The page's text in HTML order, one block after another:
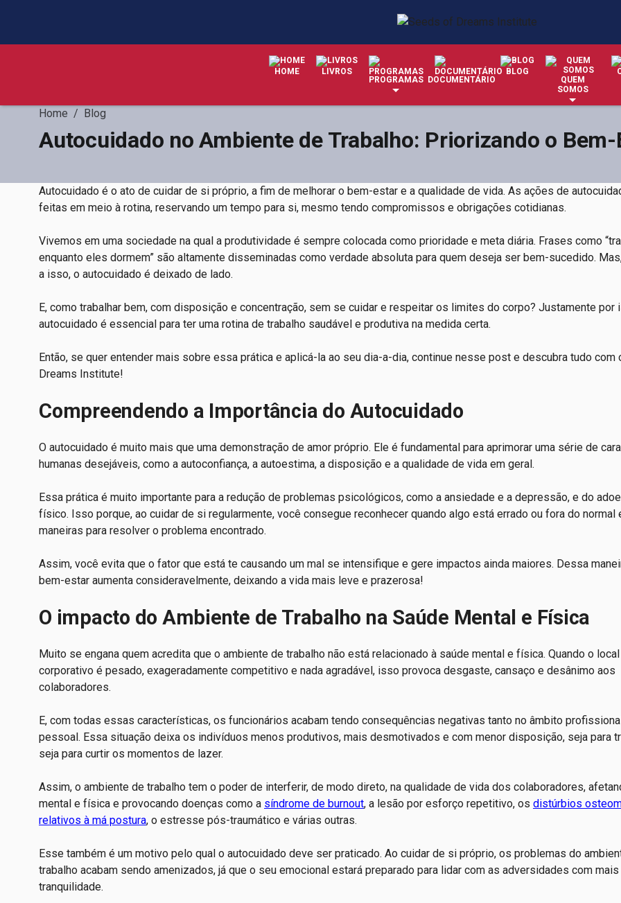
HOME
LIVROS
PROGRAMAS
DOCUMENTÁRIO
BLOG
QUEM
SOMOS
Home / Blog
Autocuidado no Ambiente de Trabalho: Priorizando o
Autocuidado é o ato de cuidar de si próprio, a fim de melhorar o bem-estar e a qualidade de vida. As ações de
feitas em meio à rotina, reservando um tempo para si, mesmo tendo compromissos e obrigações cotidianas.
Vivemos em uma sociedade na qual a produtividade é sempre colocada como prioridade e meta diária. Frases como
enquanto eles dormem” são altamente disseminadas como verdade absoluta para quem deseja ser bem-sucedido.
a isso, o autocuidado é deixado de lado.
E, como trabalhar bem, com disposição e concentração, sem se cuidar e respeitar os limites do corpo? Justamente por
autocuidado é essencial para ter uma rotina de trabalho saudável e produtiva na medida certa.
Então, se quer entender mais sobre essa prática e aplicá-la ao seu dia-a-dia, continue nesse post e descubra tudo com
Dreams Institute!
Compreendendo a Importância do Autocuidado
O autocuidado é muito mais que uma demonstração de amor próprio. Ele é fundamental para aprimorar uma série de
humanas desejáveis, como a autoconfiança, a autoestima, a disposição e a qualidade de vida em geral.
Essa prática é muito importante para a redução de problemas psicológicos, como a ansiedade e a depressão, e do
físico. Isso porque, ao cuidar de si regularmente, você consegue reconhecer quando algo está errado ou fora do normal
maneiras para resolver o problema encontrado.
Assim, você evita que o fator que está te causando um mal se intensifique e gere impactos ainda maiores. Dessa
bem-estar aumenta consideravelmente, deixando a vida mais leve e prazerosa!
O impacto do Ambiente de Trabalho na Saúde Mental e Física
Muito se engana quem acredita que o ambiente de trabalho não está relacionado à saúde mental e física. Quando o local
corporativo é pesado, exageradamente competitivo e nada agradável, isso provoca desgaste, cansaço e desânimo aos
colaboradores.
E, com todas essas características, os funcionários acabam tendo consequências negativas tanto no âmbito
pessoal. Essa situação deixa os indivíduos menos produtivos, mais desmotivados e com menor disposição, seja para
seja para curtir os momentos de lazer.
Assim, o ambiente de trabalho tem o poder de interferir, de modo direto, na qualidade de vida dos colaboradores,
mental e física e provocando doenças como a síndrome de burnout, a lesão por esforço repetitivo, os distúrbios
relativos à má postura, o estresse pós-traumático e várias outras.
Esse também é um motivo pelo qual o autocuidado deve ser praticado. Ao cuidar de si próprio, os problemas do
trabalho acabam sendo amenizados, já que o seu emocional estará preparado para lidar com as adversidades com mais
tranquilidade.